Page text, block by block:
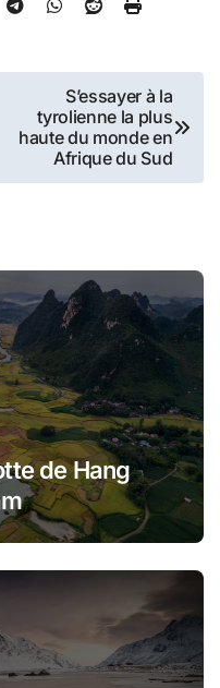
S’essayer à la
tyrolienne la plus
haute du monde en
Afrique du Sud
de Hang